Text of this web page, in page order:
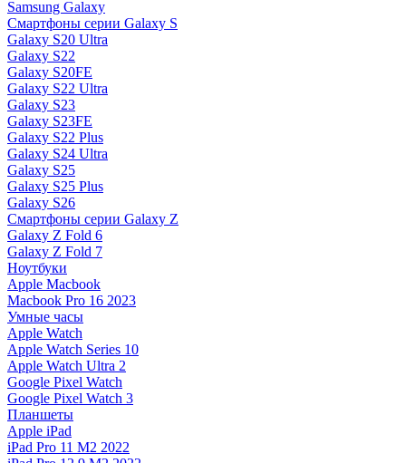
Samsung Galaxy
Смартфоны серии Galaxy S
Galaxy S20 Ultra
Galaxy S22
Galaxy S20FE
Galaxy S22 Ultra
Galaxy S23
Galaxy S23FE
Galaxy S22 Plus
Galaxy S24 Ultra
Galaxy S25
Galaxy S25 Plus
Galaxy S26
Смартфоны серии Galaxy Z
Galaxy Z Fold 6
Galaxy Z Fold 7
Ноутбуки
Apple Macbook
Macbook Pro 16 2023
Умные часы
Apple Watch
Apple Watch Series 10
Apple Watch Ultra 2
Google Pixel Watch
Google Pixel Watch 3
Планшеты
Apple iPad
iPad Pro 11 M2 2022